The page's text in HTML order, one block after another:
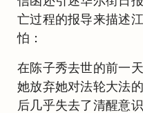
亡过程的报导来描述
怕：
在陈子秀去世的前一
她放弃她对法轮大法
后几乎失去了清醒意